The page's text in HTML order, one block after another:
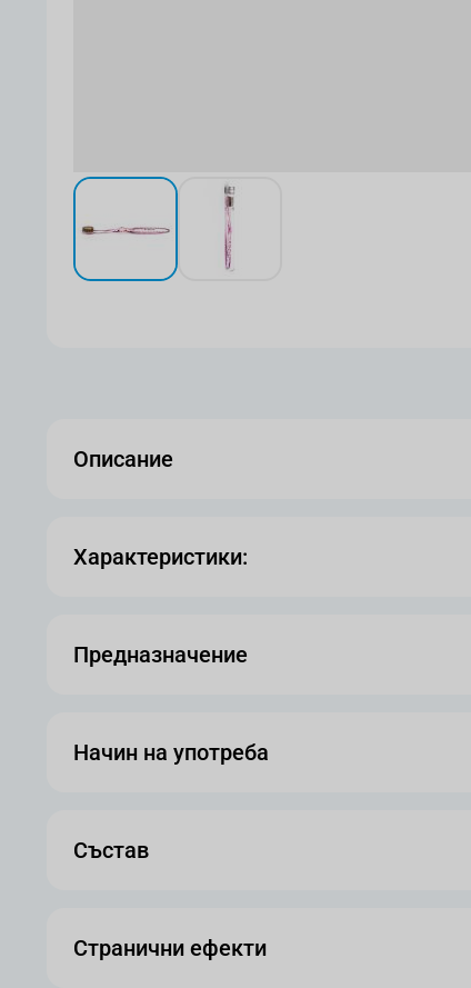
View larger imageView larger image
Описание
Характеристики:
Предназначение
Начин на употреба
Състав
Странични ефекти